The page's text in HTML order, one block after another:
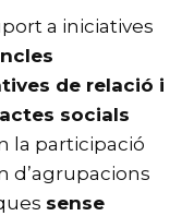
a iniciatives
de relació i
socials
la participació
d’agrupacions
sense